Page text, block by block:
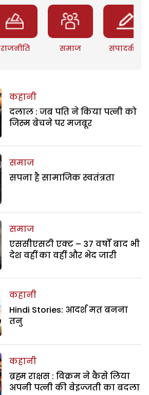
राजनीति समाज संपादकीय
कहानी
दलाल : जब पति ने किया पत्नी को
जिस्म बेचने पर मजबूर
समाज
सपना है सामाजिक स्वतंत्रता
समाज
एससीएसटी एक्ट – 37 वर्षों बाद भी
देश वहीं का वहीं और भेद जारी
कहानी
Hindi Stories: आदर्श मत बनना
तनु
कहानी
ब्रह्म राक्षस : विक्रम ने कैसे लिया
अपनी पत्नी की बेइज्जती का बदला